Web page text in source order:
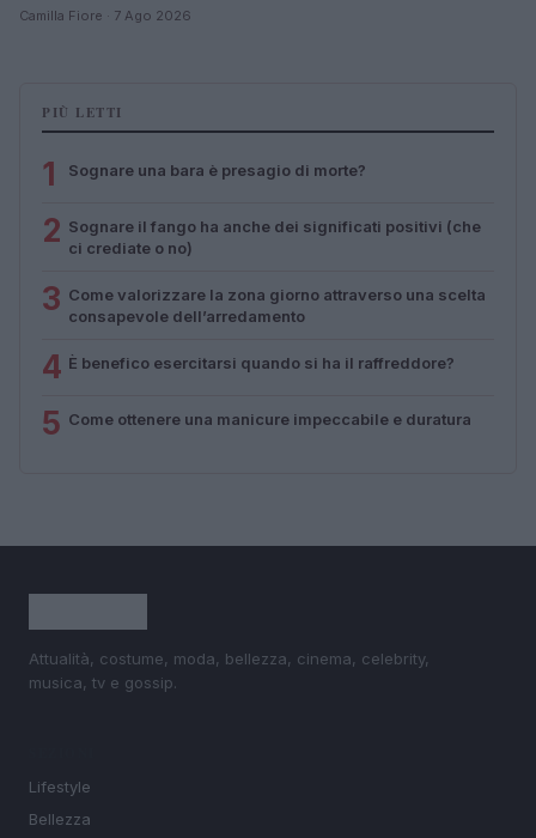
Camilla Fiore · 7 Ago 2026
PIÙ LETTI
1 Sognare una bara è presagio di morte?
2 Sognare il fango ha anche dei significati positivi (che
ci crediate o no)
3 Come valorizzare la zona giorno attraverso una scelta
consapevole dell’arredamento
4 È benefico esercitarsi quando si ha il raffreddore?
5 Come ottenere una manicure impeccabile e duratura
Attualità, costume, moda, bellezza, cinema, celebrity,
musica, tv e gossip.
Lifestyle
Bellezza